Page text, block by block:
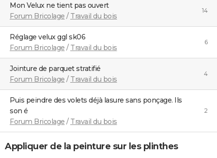
Mon Velux ne tient pas ouvert
Forum Bricolage / Travail du bois
14
Réglage velux ggl sk06
Forum Bricolage / Travail du bois
6
Jointure de parquet stratifié
Forum Bricolage / Travail du bois
4
Puis peindre des volets déjà lasure sans ponçage. Ils
son é
Forum Bricolage / Travail du bois
2
Appliquer de la peinture sur les plinthes